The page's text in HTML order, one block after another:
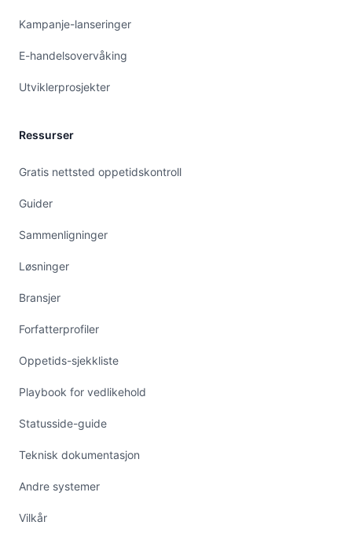
Kampanje-lanseringer
E-handelsovervåking
Utviklerprosjekter
Ressurser
Gratis nettsted oppetidskontroll
Guider
Sammenligninger
Løsninger
Bransjer
Forfatterprofiler
Oppetids-sjekkliste
Playbook for vedlikehold
Statusside-guide
Teknisk dokumentasjon
Andre systemer
Vilkår